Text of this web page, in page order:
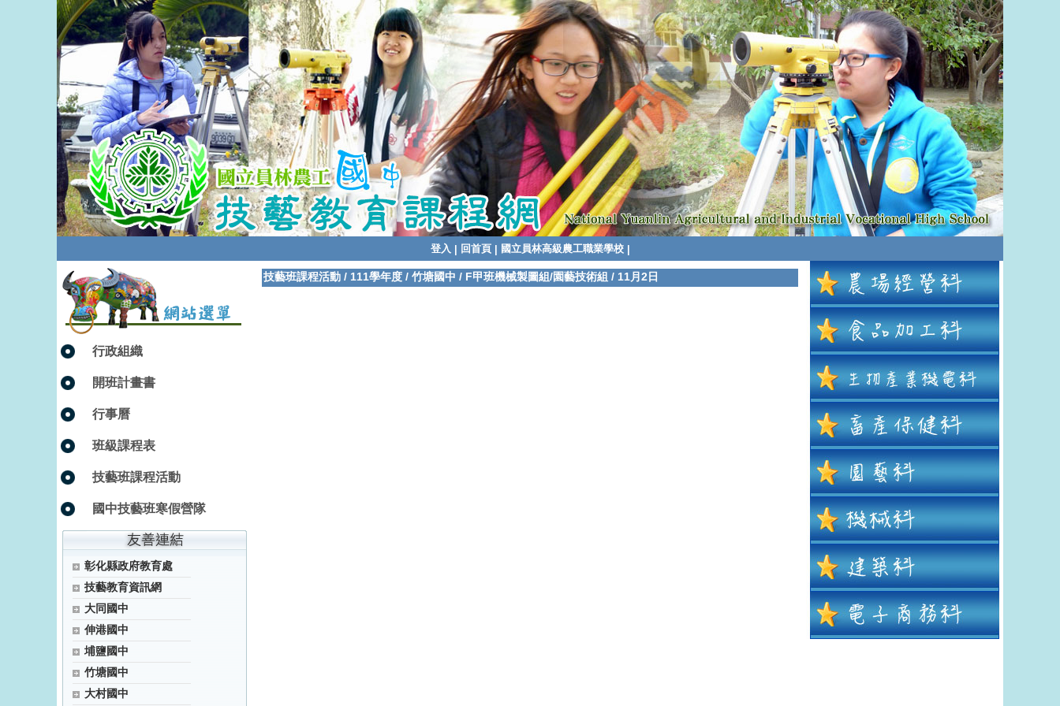
登入 | 回首頁| 國立員林高級農工職業學校|
行政組織
開班計畫書
行事曆
班級課程表
技藝班課程活動
國中技藝班寒假營隊
彰化縣政府教育處
技藝教育資訊網
大同國中
伸港國中
埔鹽國中
竹塘國中
大村國中
技藝班課程活動 / 111學年度 / 竹塘國中 / F甲班機械製圖組/園藝技術組 / 11月2日